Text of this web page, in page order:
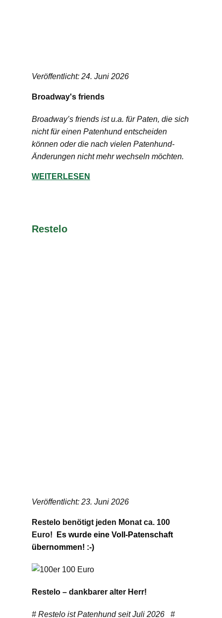
Veröffentlicht: 24. Juni 2026
Broadway's friends
Broadway’s friends ist u.a. für Paten, die sich
nicht für einen Patenhund entscheiden
können oder die nach vielen Patenhund-
Änderungen nicht mehr wechseln möchten.
WEITERLESEN
Restelo
Veröffentlicht: 23. Juni 2026
Restelo benötigt jeden Monat ca. 100
Euro!
Es wurde eine Voll-Patenschaft
übernommen! :-)
Restelo – dankbarer alter Herr!
# Restelo ist Patenhund seit Juli 2026 #